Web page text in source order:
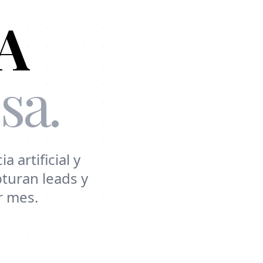
artificial y
leads y
mes.